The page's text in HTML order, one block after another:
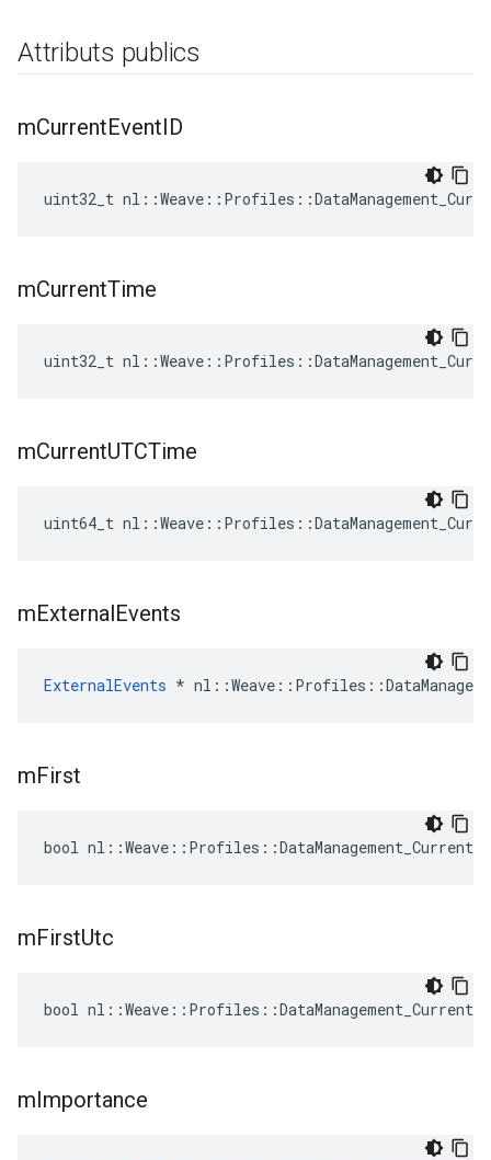
Attributs publics
mCurrentEventID
uint32_t
mCurrentTime
uint32_t
mCurrentUTCTime
uint64_t
mExternalEvents
ExternalEvents *
mFirst
bool
mFirstUtc
bool
mImportance